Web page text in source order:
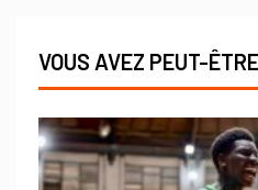
VOUS AVEZ PEUT-